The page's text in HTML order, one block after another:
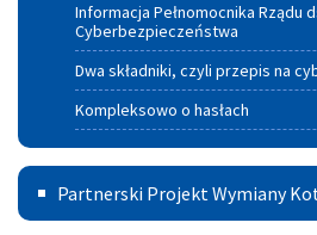
Informacja Pełnomocnika Rządu
Cyberbezpieczeństwa
Dwa składniki, czyli przepis na
Kompleksowo o hasłach
Partnerski
Projekt
Partnerski Projekt Wymiany